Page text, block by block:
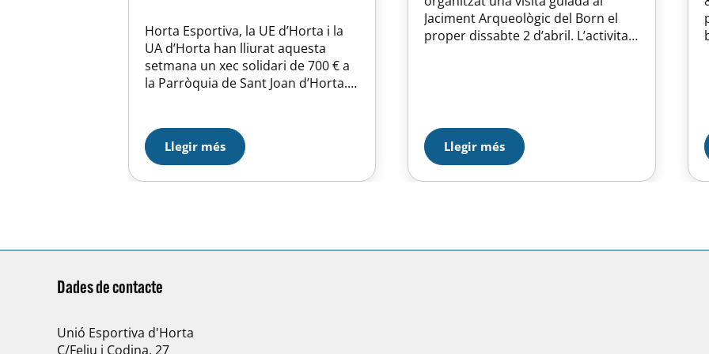
Horta Esportiva, la UE d’Horta i la
UA d’Horta han lliurat aquesta
setmana un xec solidari de 700 € a
la Parròquia de Sant Joan d’Horta.
tenir lloc el passat 19 de juny i per
la qual, cadascun dels assistents,
vau donar…
Llegir més
Jaciment Arqueològic del Born el
proper dissabte 2 d’abril. L’activitat
Llegir més
Dades de contacte
Unió Esportiva d'Horta
C/Feliu i Codina, 27